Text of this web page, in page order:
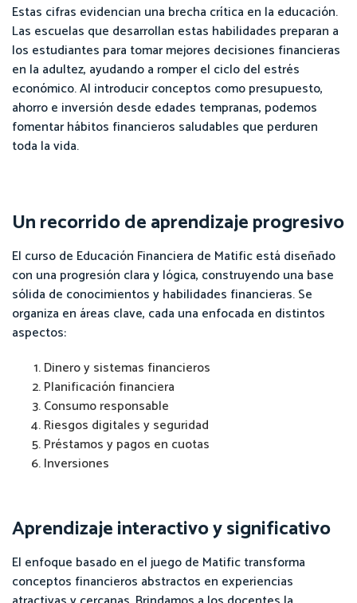
Estas cifras evidencian una brecha crítica en la educación.
Las escuelas que desarrollan estas habilidades preparan a
los estudiantes para tomar mejores decisiones financieras
en la adultez, ayudando a romper el ciclo del estrés
económico. Al introducir conceptos como presupuesto,
ahorro e inversión desde edades tempranas, podemos
fomentar hábitos financieros saludables que perduren
toda la vida.
Un recorrido de aprendizaje progresivo
El curso de Educación Financiera de Matific está diseñado
con una progresión clara y lógica, construyendo una base
sólida de conocimientos y habilidades financieras. Se
organiza en áreas clave, cada una enfocada en distintos
aspectos:
Dinero y sistemas financieros
Planificación financiera
Consumo responsable
Riesgos digitales y seguridad
Préstamos y pagos en cuotas
Inversiones
Aprendizaje interactivo y significativo
El enfoque basado en el juego de Matific transforma
conceptos financieros abstractos en experiencias